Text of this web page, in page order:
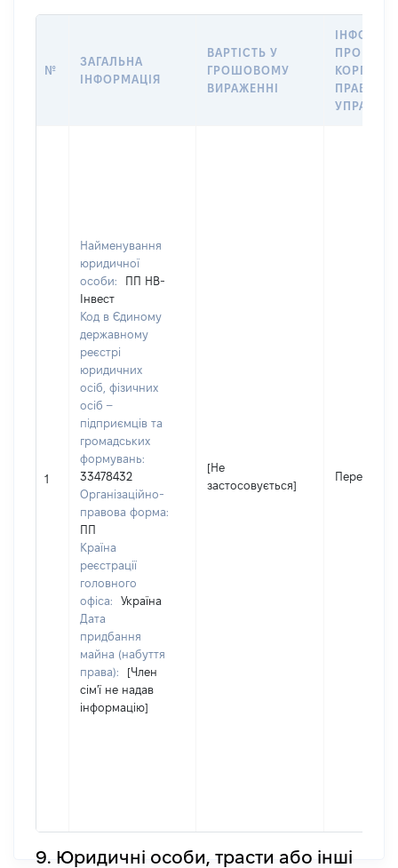
№
ЗАГАЛЬНА
ІНФОРМАЦІЯ
ВАРТІСТЬ У
ГРОШОВОМУ
ВИРАЖЕННІ
ПРО
ПРАВ В
1
Найменування
юридичної
особи:
ПП НВ-
Інвест
Код в Єдиному
державному
реєстрі
юридичних
осіб, фізичних
осіб –
підприємців та
громадських
формувань:
33478432
Організаційно-
правова форма:
ПП
Країна
реєстрації
головного
офіса:
Україна
Дата
придбання
майна (набуття
права):
[Член
сім'ї не надав
інформацію]
[Не
застосовується]
Передано
9. Юридичні особи, трасти або інші